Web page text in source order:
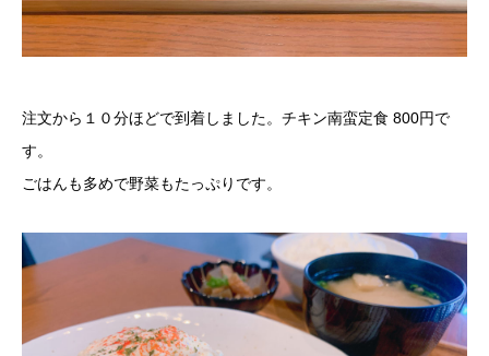
注文から１０分ほどで到着しました。チキン南蛮定食 800円で
す。
ごはんも多めで野菜もたっぷりです。